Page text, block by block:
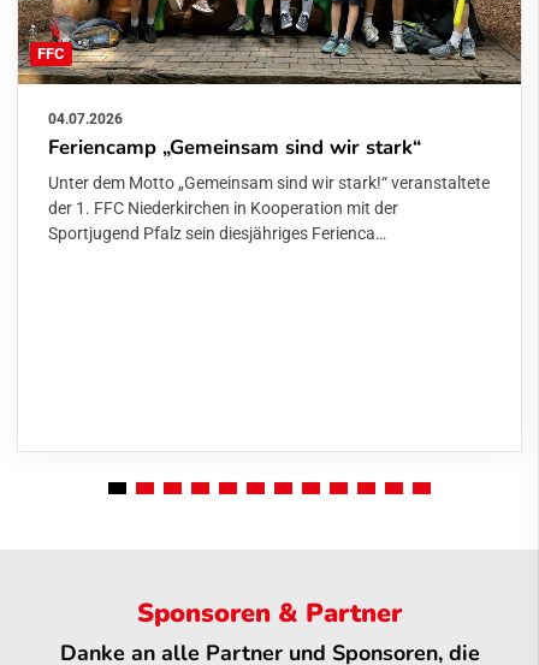
FFC
04.07.2026
Feriencamp „Gemeinsam sind wir stark“
Unter dem Motto „Gemeinsam sind wir stark!“ veranstaltete
der 1. FFC Niederkirchen in Kooperation mit der
Sportjugend Pfalz sein diesjähriges Ferienca…
Sponsoren & Partner
Danke an alle Partner und Sponsoren, die